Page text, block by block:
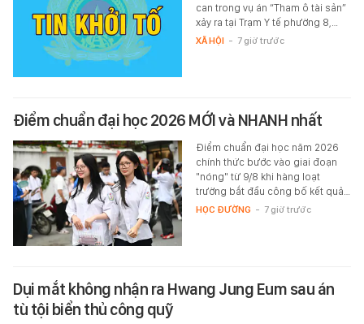
can trong vụ án “Tham ô tài sản”
xảy ra tại Trạm Y tế phường 8,…
XÃ HỘI - 7 giờ trước
Điểm chuẩn đại học 2026 MỚI và NHANH nhất
Điểm chuẩn đại học năm 2026
chính thức bước vào giai đoạn
"nóng" từ 9/8 khi hàng loạt
trường bắt đầu công bố kết quả…
HỌC ĐƯỜNG - 7 giờ trước
Dụi mắt không nhận ra Hwang Jung Eum sau án
tù tội biển thủ công quỹ